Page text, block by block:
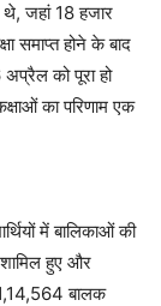
जहां 18 हजार
समाप्त होने के बाद
को पूरा हो
का परिणाम एक
में बालिकाओं की
हुए और
1,14,564 बालक